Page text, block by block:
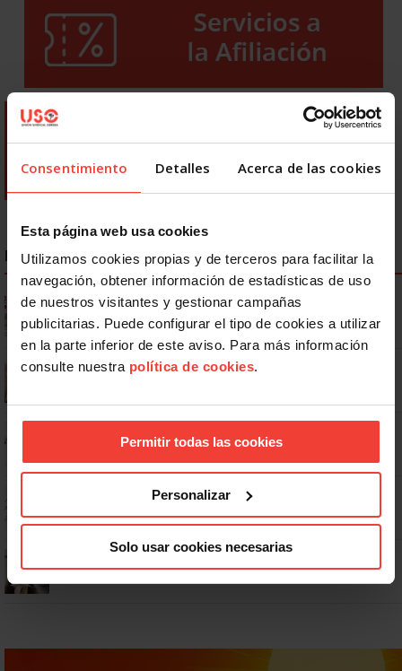
Consentimiento Detalles Acerca de las cookies
Esta página web usa cookies
Utilizamos cookies propias y de terceros para facilitar la
navegación, obtener información de estadísticas de uso
de nuestros visitantes y gestionar campañas
publicitarias. Puede configurar el tipo de cookies a utilizar
en la parte inferior de este aviso. Para más información
consulte nuestra política de cookies.
Permitir todas las cookies
Personalizar
Solo usar cookies necesarias
NOTICIAS MÁS LEÍDAS
Ya os podéis descargar la app de USO
Se actualizan las patologías para acceder a la jubilación
anticipada por discapacidad
Dudas frecuentes sobre las vacaciones
¿Puedo viajar estando de baja?